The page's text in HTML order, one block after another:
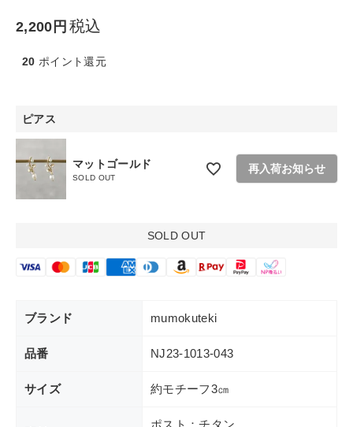
ブランド
CONTENTS
ご利用ガイド
2,200 税込
20 ポイント還元
ピアス
マットゴールド
SOLD OUT
再入荷お知らせ
SOLD OUT
ブランド mumokuteki
品番 NJ23-1013-043
サイズ 約モチーフ3㎝
ポスト：チタン